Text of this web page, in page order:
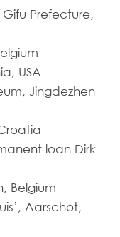
Prefecture,
USA
Jingdezhen
loan Dirk
Belgium
Aarschot,